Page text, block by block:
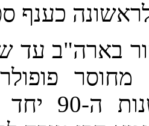
התעניינות